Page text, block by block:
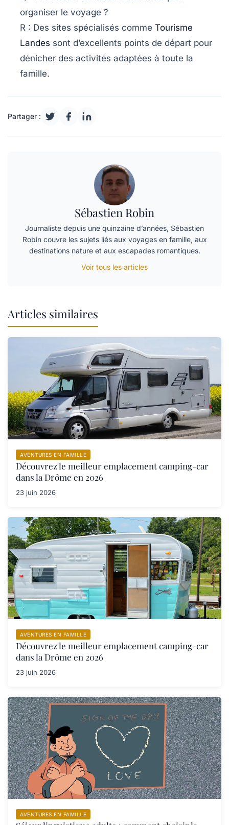
organiser le voyage ?
R : Des sites spécialisés comme Tourisme
Landes sont d’excellents points de départ pour
dénicher des activités adaptées à toute la
famille.
Partager :
Sébastien Robin
Journaliste depuis une quinzaine d’années, Sébastien
Robin couvre les sujets liés aux voyages en famille, aux
destinations nature et aux escapades romantiques.
Voir tous les articles
Articles similaires
AVENTURES EN FAMILLE
Découvrez le meilleur emplacement camping-car
dans la Drôme en 2026
23 juin 2026
AVENTURES EN FAMILLE
Découvrez le meilleur emplacement camping-car
dans la Drôme en 2026
23 juin 2026
AVENTURES EN FAMILLE